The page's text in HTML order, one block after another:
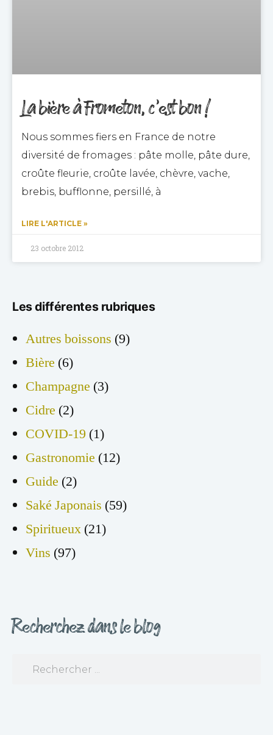
La bière à Frometon, c’est bon !
Nous sommes fiers en France de notre
diversité de fromages : pâte molle, pâte dure,
croûte fleurie, croûte lavée, chèvre, vache,
brebis, bufflonne, persillé, à
LIRE L'ARTICLE »
23 octobre 2012
Les différentes rubriques
Autres boissons (9)
Bière (6)
Champagne (3)
Cidre (2)
COVID-19 (1)
Gastronomie (12)
Guide (2)
Saké Japonais (59)
Spiritueux (21)
Vins (97)
Recherchez dans le blog